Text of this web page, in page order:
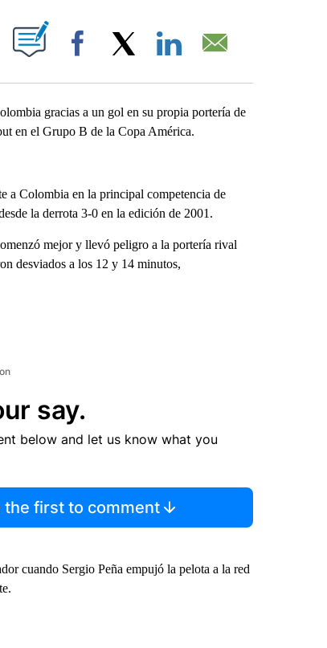
PAGES ON "".
Facebook
gracias a un gol en su propia portería de
en el Grupo B de la Copa América.
a Colombia en la principal competencia de
la derrota 3-0 en la edición de 2001.
mejor y llevó peligro a la portería rival
desviados a los 12 y 14 minutos,
say.
below and let us know what you
the first to comment
cuando Sergio Peña empujó la pelota a la red